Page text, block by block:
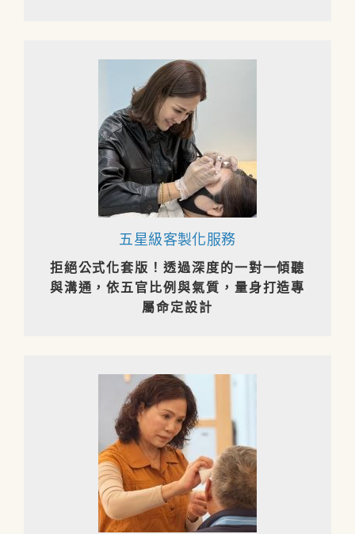
五星級客製化服務
拒絕公式化套版！透過深度的一對一傾聽
與溝通，依五官比例與氣質，量身打造專
屬命定設計